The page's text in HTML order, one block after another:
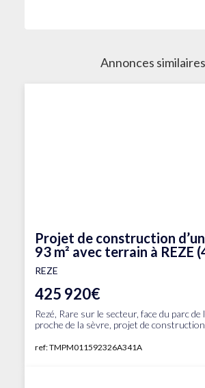
Annonces similaires
Projet de construction
93 m² avec terrain à REZE
REZE
425 920€
Rezé, Rare sur le secteur, face du parc
proche de la sèvre, projet de construction
ref: TMPM011592326A341A